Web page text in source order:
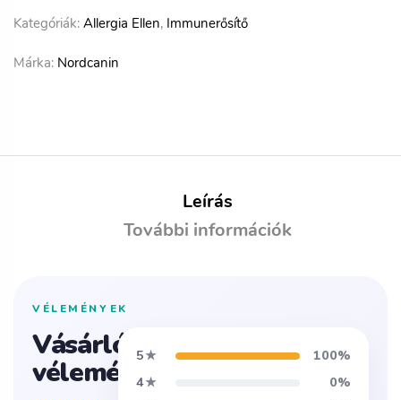
Kategóriák: Allergia Ellen, Immunerősítő
Márka: Nordcanin
Leírás
További információk